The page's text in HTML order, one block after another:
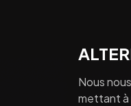
Nous
mettant à